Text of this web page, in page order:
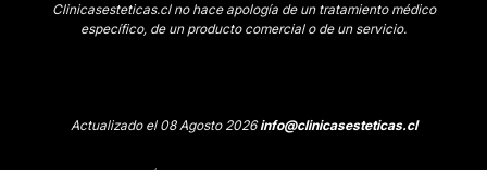
Clinicasesteticas.cl no hace apología de un tratamiento médico
específico, de un producto comercial o de un servicio.
Actualizado el 08 Agosto 2026info@clinicasesteticas.cl